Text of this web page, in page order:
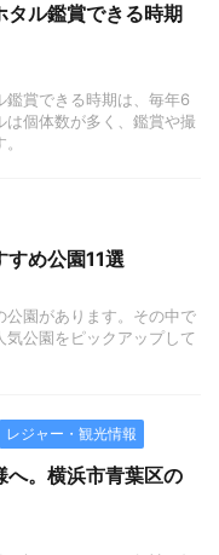
タル鑑賞できる時期
鑑賞できる時期は、毎年6
は個体数が多く、鑑賞や撮
すめ公園11選
公園があります。その中で
気公園をピックアップして
レジャー・観光情報
へ。横浜市青葉区の